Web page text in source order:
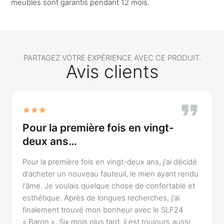
meubles sont garantis pendant 12 mois.
PARTAGEZ VOTRE EXPÉRIENCE AVEC CE PRODUIT.
Avis clients
Pour la première fois en vingt-
deux ans…
Pour la première fois en vingt-deux ans, j'ai décidé
d'acheter un nouveau fauteuil, le mien ayant rendu
l'âme. Je voulais quelque chose de confortable et
esthétique. Après de longues recherches, j'ai
finalement trouvé mon bonheur avec le SLF24
« Baron ». Six mois plus tard, il est toujours aussi